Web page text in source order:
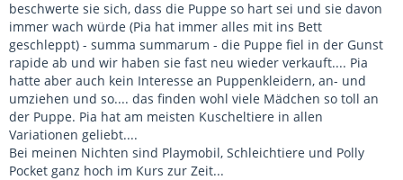
beschwerte sie sich, dass die Puppe so hart sei und sie davon
immer wach würde (Pia hat immer alles mit ins Bett
geschleppt) - summa summarum - die Puppe fiel in der Gunst
rapide ab und wir haben sie fast neu wieder verkauft.... Pia
hatte aber auch kein Interesse an Puppenkleidern, an- und
umziehen und so.... das finden wohl viele Mädchen so toll an
der Puppe. Pia hat am meisten Kuscheltiere in allen
Variationen geliebt....
Bei meinen Nichten sind Playmobil, Schleichtiere und Polly
Pocket ganz hoch im Kurs zur Zeit...